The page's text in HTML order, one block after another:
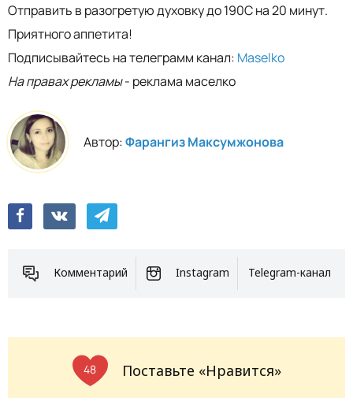
Отправить в разогретую духовку до 190С на 20 минут.
Приятного аппетита!
Подписывайтесь на телеграмм канал: Maselko
На правах рекламы- реклама маселко
Автор:Фарангиз Максумжонова
Комментарий Instagram Telegram-канал
48 Поставьте «Нравится»